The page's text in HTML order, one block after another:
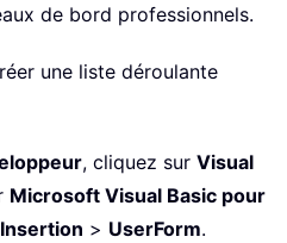
de bord professionnels.
une liste déroulante
, cliquez sur Visual
Microsoft Visual Basic pour
Insertion > UserForm.